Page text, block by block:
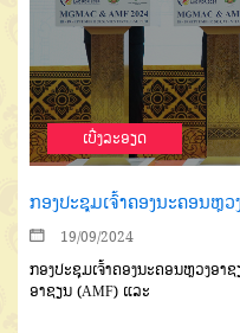
ເບີ່ງລະອຽດ
ກອງປະຊຸມເຈົ້າຄອງນະຄອນຫຼ
19/09/2024
ກອງປະຊຸມເຈົ້າຄອງນະຄອນຫຼວງອາ
ອາຊຽນ (AMF) ແລະ